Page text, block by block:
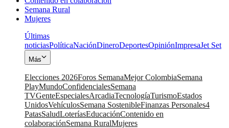
Semana Rural
Mujeres
Últimas
noticiasPolíticaNaciónDineroDeportesOpiniónImpresaJet Set
Más
Elecciones 2026Foros SemanaMejor ColombiaSemana
PlayMundoConfidencialesSemana
TVGenteEspecialesArcadiaTecnologíaTurismoEstados
UnidosVehículosSemana SostenibleFinanzas Personales4
PatasSaludLoteríasEducaciónContenido en
colaboraciónSemana RuralMujeres